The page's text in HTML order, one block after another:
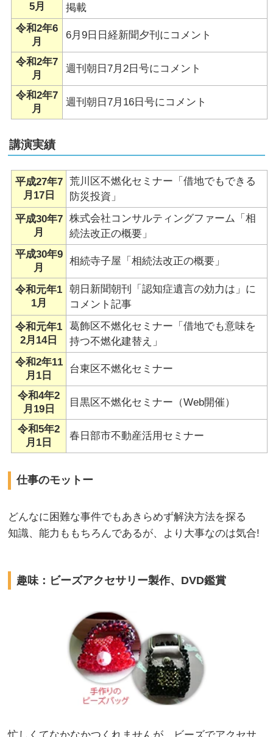
5月
掲載
令和2年6
月
6月9日日経新聞夕刊にコメント
令和2年7
月
週刊朝日7月2日号にコメント
令和2年7
月
週刊朝日7月16日号にコメント
講演実績
平成27年7
月17日
荒川区不燃化セミナー「借地でもできる
防災投資」
平成30年7
月
株式会社コンサルティングファーム「相
続法改正の概要」
平成30年9
月
相続寺子屋「相続法改正の概要」
令和元年1
1月
朝日新聞朝刊「認知症遺言の効力は」に
コメント記事
令和元年1
2月14日
葛飾区不燃化セミナー「借地でも意味を
持つ不燃化建替え」
令和2年11
月1日
台東区不燃化セミナー
令和4年2
月19日
目黒区不燃化セミナー（Web開催）
令和5年2
月1日
春日部市不動産活用セミナー
仕事のモットー
どんなに困難な事件でもあきらめず解決方法を探る
知識、能力ももちろんであるが、より大事なのは気合!
趣味：ビーズアクセサリー製作、DVD鑑賞